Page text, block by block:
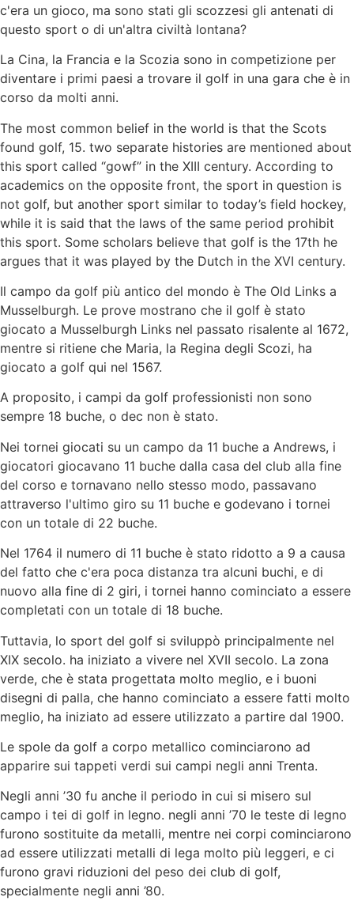
c'era un gioco, ma sono stati gli scozzesi gli antenati di
questo sport o di un'altra civiltà lontana?
La Cina, la Francia e la Scozia sono in competizione per
diventare i primi paesi a trovare il golf in una gara che è in
corso da molti anni.
The most common belief in the world is that the Scots
found golf, 15. two separate histories are mentioned about
this sport called “gowf” in the XIII century. According to
academics on the opposite front, the sport in question is
not golf, but another sport similar to today’s field hockey,
while it is said that the laws of the same period prohibit
this sport. Some scholars believe that golf is the 17th he
argues that it was played by the Dutch in the XVI century.
Il campo da golf più antico del mondo è The Old Links a
Musselburgh. Le prove mostrano che il golf è stato
giocato a Musselburgh Links nel passato risalente al 1672,
mentre si ritiene che Maria, la Regina degli Scozi, ha
giocato a golf qui nel 1567.
A proposito, i campi da golf professionisti non sono
sempre 18 buche, o dec non è stato.
Nei tornei giocati su un campo da 11 buche a Andrews, i
giocatori giocavano 11 buche dalla casa del club alla fine
del corso e tornavano nello stesso modo, passavano
attraverso l'ultimo giro su 11 buche e godevano i tornei
con un totale di 22 buche.
Nel 1764 il numero di 11 buche è stato ridotto a 9 a causa
del fatto che c'era poca distanza tra alcuni buchi, e di
nuovo alla fine di 2 giri, i tornei hanno cominciato a essere
completati con un totale di 18 buche.
Tuttavia, lo sport del golf si sviluppò principalmente nel
XIX secolo. ha iniziato a vivere nel XVII secolo. La zona
verde, che è stata progettata molto meglio, e i buoni
disegni di palla, che hanno cominciato a essere fatti molto
meglio, ha iniziato ad essere utilizzato a partire dal 1900.
Le spole da golf a corpo metallico cominciarono ad
apparire sui tappeti verdi sui campi negli anni Trenta.
Negli anni ’30 fu anche il periodo in cui si misero sul
campo i tei di golf in legno. negli anni ’70 le teste di legno
furono sostituite da metalli, mentre nei corpi cominciarono
ad essere utilizzati metalli di lega molto più leggeri, e ci
furono gravi riduzioni del peso dei club di golf,
specialmente negli anni ’80.